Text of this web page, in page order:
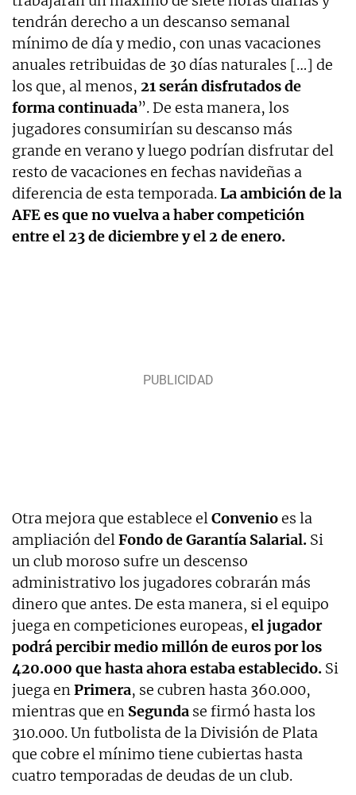
tendrán derecho a un descanso semanal
mínimo de día y medio, con unas vacaciones
anuales retribuidas de 30 días naturales […] de
los que, al menos, 21 serán disfrutados de
forma continuada”. De esta manera, los
jugadores consumirían su descanso más
grande en verano y luego podrían disfrutar del
resto de vacaciones en fechas navideñas a
diferencia de esta temporada.La ambición de la
AFE es que no vuelva a haber competición
entre el 23 de diciembre y el 2 de enero.
Otra mejora que establece elConvenioes la
ampliación delFondo de Garantía Salarial. Si
un club moroso sufre un descenso
administrativo los jugadores cobrarán más
dinero que antes. De esta manera, si el equipo
juega en competiciones europeas, el jugador
podrá percibir medio millón de euros por los
420.000 que hasta ahora estaba establecido. Si
juega enPrimera, se cubren hasta 360.000,
mientras que en Segunda se firmó hasta los
310.000. Un futbolista de la División de Plata
que cobre el mínimo tiene cubiertas hasta
cuatro temporadas de deudas de un club.